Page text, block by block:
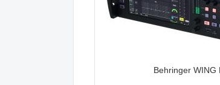
Behringer WING